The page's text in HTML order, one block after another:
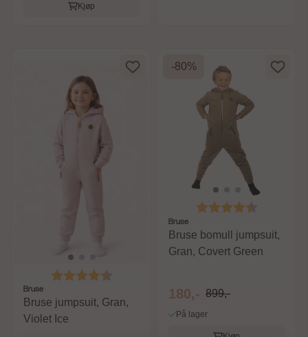
Kjøp
Karakter:
Bruse
Bruse jumpsuit, Gran,
Violet Ice
-80%
Karakter:
Bruse
Bruse bomull jumpsuit,
Gran, Covert Green
180,- 899,-
På lager